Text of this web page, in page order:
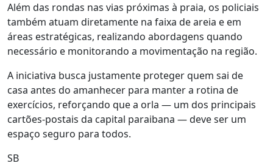
Além das rondas nas vias próximas à praia, os policiais
também atuam diretamente na faixa de areia e em
áreas estratégicas, realizando abordagens quando
necessário e monitorando a movimentação na região.
A iniciativa busca justamente proteger quem sai de
casa antes do amanhecer para manter a rotina de
exercícios, reforçando que a orla — um dos principais
cartões-postais da capital paraibana — deve ser um
espaço seguro para todos.
SB